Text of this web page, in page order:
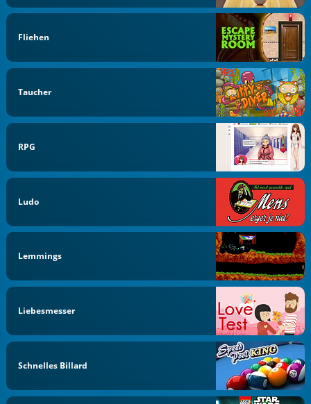
Fliehen
Taucher
RPG
Ludo
Lemmings
Liebesmesser
Schnelles Billard